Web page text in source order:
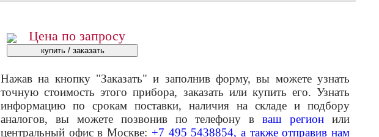
Цена по запросу
Нажав на кнопку "Заказать" и заполнив форму, вы можете узнать
точную стоимость этого прибора, заказать или купить его. Узнать
информацию по срокам поставки, наличия на складе и подбору
аналогов, вы можете позвонив по телефону вваш регион или
центральный офис в Москве: +7 495 5438854, а также отправив нам